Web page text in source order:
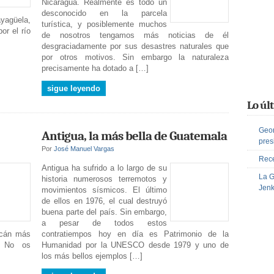
el río
Nicaragua. Realmente es todo un
desconocido en la parcela
turística, y posiblemente muchos
de nosotros tengamos más noticias de él
desgraciadamente por sus desastres naturales que
por otros motivos. Sin embargo la naturaleza
precisamente ha dotado a […]
sigue leyendo
más
No os
Antigua, la más bella de Guatemala
PorJosé Manuel Vargas
Antigua ha sufrido a lo largo de su
historia numerosos terremotos y
movimientos sísmicos. El último
de ellos en 1976, el cual destruyó
buena parte del país. Sin embargo,
a pesar de todos estos
contratiempos hoy en día es Patrimonio de la
Humanidad por la UNESCO desde 1979 y uno de
los más bellos ejemplos […]
Lo
La